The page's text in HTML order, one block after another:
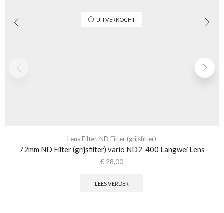
UITVERKOCHT
Lens Filter, ND Filter (grijsfilter)
72mm ND Filter (grijsfilter) vario ND2-400 Langwei Lens
€ 28,00
LEES VERDER